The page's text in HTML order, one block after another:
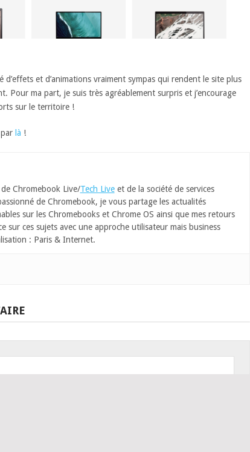
et d’animations vraiment sympas qui rendent le site plus
Pour ma part, je suis très agréablement surpris et j’encourage
sur le territoire !
là !
Chromebook Live/Tech Liveet de la société de services
de Chromebook, je vous partage les actualités
sur les Chromebooks et Chrome OS ainsi que mes retours
sur ces sujets avec une approche utilisateur mais business
: Paris & Internet.